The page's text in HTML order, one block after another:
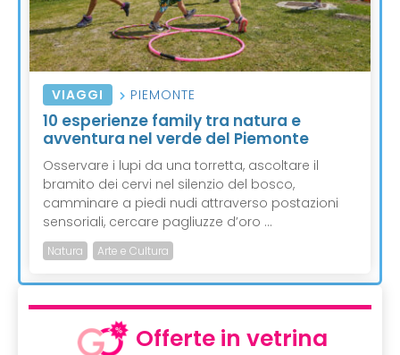
VIAGGI PIEMONTE
10 esperienze family tra natura e
avventura nel verde del Piemonte
Osservare i lupi da una torretta, ascoltare il
bramito dei cervi nel silenzio del bosco,
camminare a piedi nudi attraverso postazioni
sensoriali, cercare pagliuzze d’oro ...
Natura Arte e Cultura
Offerte in vetrina